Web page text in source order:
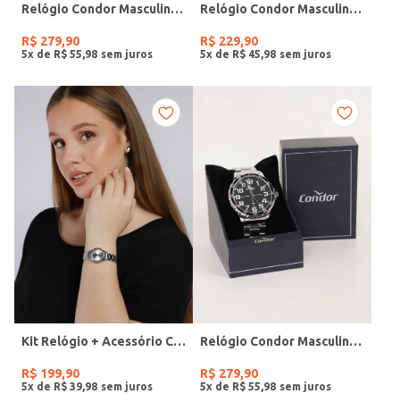
Relógio Condor Masculino PRETO
R$ 279,90
5x de R$ 55 98
Relógio Condor Masculino PRATA
R$ 229,90
5x de R$ 45 98
Kit Relógio + Acessório Condor Feminino PRATA
R$ 199,90
5x de R$ 39 98
Relógio Condor Masculino PRATA
R$ 279,90
5x de R$ 55 98